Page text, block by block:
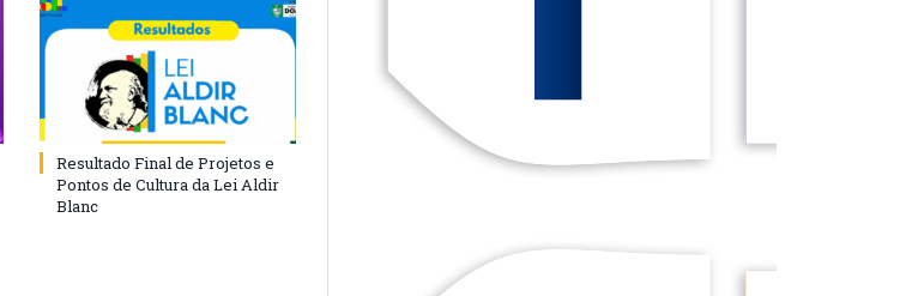
Resultado Final de Projetos e
Pontos de Cultura da Lei Aldir
Blanc